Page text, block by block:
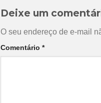
Deixe um
O seu endereço de e-mail
Comentário *